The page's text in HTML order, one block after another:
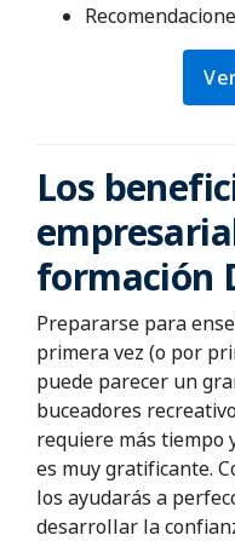
Los
formación
Prepararse para
primera vez (o por
puede parecer un
buceadores
requiere más tiempo
es muy gratificante.
los ayudarás a
desarrollar la